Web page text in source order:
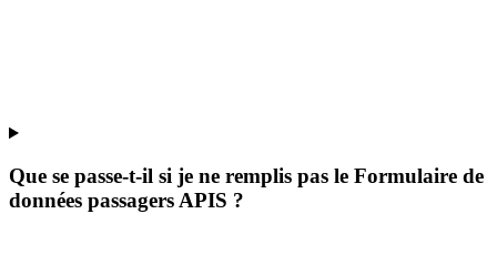
Que se passe-t-il si je ne remplis pas le Formulaire de
données passagers APIS ?